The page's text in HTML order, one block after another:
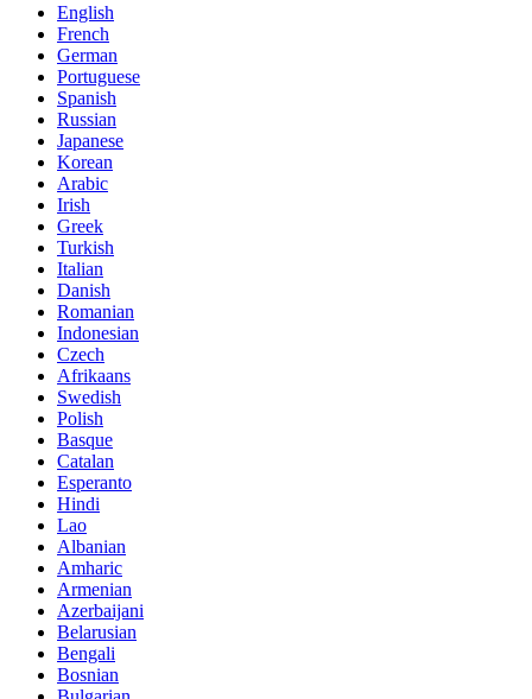
English
French
German
Portuguese
Spanish
Russian
Japanese
Korean
Arabic
Irish
Greek
Turkish
Italian
Danish
Romanian
Indonesian
Czech
Afrikaans
Swedish
Polish
Basque
Catalan
Esperanto
Hindi
Lao
Albanian
Amharic
Armenian
Azerbaijani
Belarusian
Bengali
Bosnian